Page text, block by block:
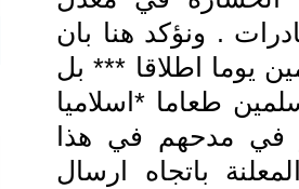
. ونؤكد هنا بان
يوما اطلاقا *** بل
طعاما *اسلاميا
في مدحهم في هذا
باتجاه ارسال